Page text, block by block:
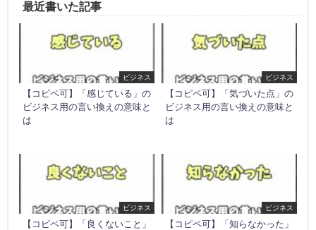
最近書いた記事
ビジネス
【コピペ可】「感じている」の
ビジネス用の言い換えの意味と
は
ビジネス
【コピペ可】「気づいた点」の
ビジネス用の言い換えの意味と
は
ビジネス
【コピペ可】「良くないこと」
ビジネス
【コピペ可】「知らなかった」